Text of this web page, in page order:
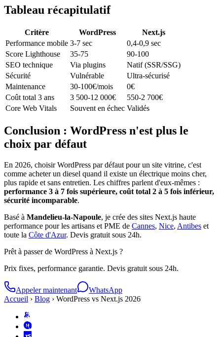
Tableau récapitulatif
Critère WordPress
Next.js
Performance mobile 3-7 sec
0,4-0,9 sec
Score Lighthouse
35-75
90-100
SEO technique
Via plugins
Natif (SSR/SSG)
Sécurité
Vulnérable
Ultra-sécurisé
Maintenance
30-100€/mois
0€
Coût total 3 ans
3 500-12 000€
550-2 700€
Core Web Vitals
Souvent en échec Validés
Conclusion : WordPress n'est plus le
choix par défaut
En 2026, choisir WordPress par défaut pour un site vitrine, c'est
comme acheter un diesel quand il existe un électrique moins cher,
plus rapide et sans entretien. Les chiffres parlent d'eux-mêmes :
performance 3 à 7 fois supérieure, coût total 2 à 5 fois inférieur,
sécurité incomparable.
Basé à Mandelieu-la-Napoule, je crée des sites Next.js haute
performance pour les artisans et PME de Cannes, Nice, Antibes et
toute la Côte d'Azur. Devis gratuit sous 24h.
Prêt à passer de WordPress à Next.js ?
Prix fixes, performance garantie. Devis gratuit sous 24h.
Appeler maintenant
WhatsApp
Accueil › Blog › WordPress vs Next.js 2026